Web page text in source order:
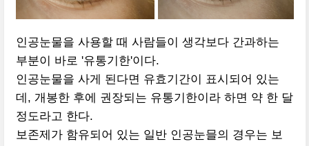
인공눈물을 사용할 때 사람들이 생각보다 간과하는
부분이 바로 '유통기한'이다.
인공눈물을 사게 된다면 유효기간이 표시되어 있는
데, 개봉한 후에 권장되는 유통기한이라 하면 약 한 달
정도라고 한다.
보존제가 함유되어 있는 일반 인공눈믈의 경우는 보